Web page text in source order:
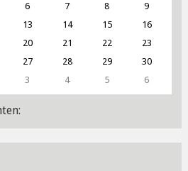
6 7 8
9
13 14 15
16
20 21 22
23
27 28 29
30
3 4 5 6